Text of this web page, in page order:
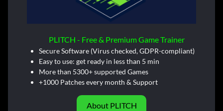
PLITCH - Free & Premium Game Trainer
Secure Software (Virus checked, GDPR-compliant)
Easy to use: get ready in less than 5 min
More than 5300+ supported Games
+1000 Patches every month & Support
About PLITCH